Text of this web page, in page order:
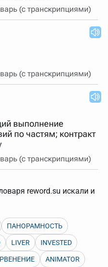
(с транскрипциями)
(с транскрипциями)
выполнение
по частям; контракт
(с транскрипциями)
reword.su искали и
ПАНОРАМНОСТЬ
LIVER INVESTED
ANIMATOR